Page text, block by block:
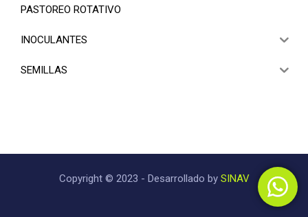
PASTOREO ROTATIVO
INOCULANTES
SEMILLAS
Copyright © 2023 - Desarrollado bySINAV